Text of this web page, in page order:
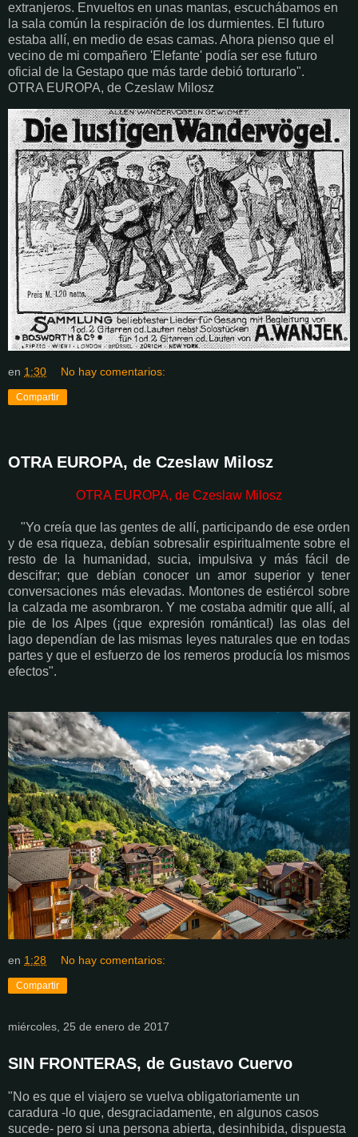
extranjeros. Envueltos en unas mantas, escuchábamos en
la sala común la respiración de los durmientes. El futuro
estaba allí, en medio de esas camas. Ahora pienso que el
vecino de mi compañero 'Elefante' podía ser ese futuro
oficial de la Gestapo que más tarde debió torturarlo".
OTRA EUROPA, de Czeslaw Milosz
en 1:30 No hay comentarios:
Compartir
OTRA EUROPA, de Czeslaw Milosz
OTRA EUROPA, de Czeslaw Milosz
"Yo creía que las gentes de allí, participando de ese orden
y de esa riqueza, debían sobresalir espiritualmente sobre el
resto de la humanidad, sucia, impulsiva y más fácil de
descifrar; que debían conocer un amor superior y tener
conversaciones más elevadas. Montones de estiércol sobre
la calzada me asombraron. Y me costaba admitir que allí, al
pie de los Alpes (¡que expresión romántica!) las olas del
lago dependían de las mismas leyes naturales que en todas
partes y que el esfuerzo de los remeros producía los mismos
efectos".
en 1:28 No hay comentarios:
Compartir
miércoles, 25 de enero de 2017
SIN FRONTERAS, de Gustavo Cuervo
"No es que el viajero se vuelva obligatoriamente un
caradura -lo que, desgraciadamente, en algunos casos
sucede- pero si una persona abierta, desinhibida, dispuesta